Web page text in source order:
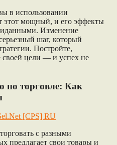
в использовании
этот мощный, и его эффекты
Изменение
шаг, который
Постройте,
своей цели — и успех не
по торговле: Как
с разными
предлагает свои товары и